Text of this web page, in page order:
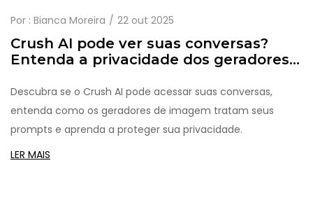
Por : Bianca Moreira 22 out 2025
Crush AI pode ver suas conversas?
Entenda a privacidade dos geradores
Descubra se o Crush AI pode acessar suas conversas,
entenda como os geradores de imagem tratam seus
prompts e aprenda a proteger sua privacidade.
LER MAIS